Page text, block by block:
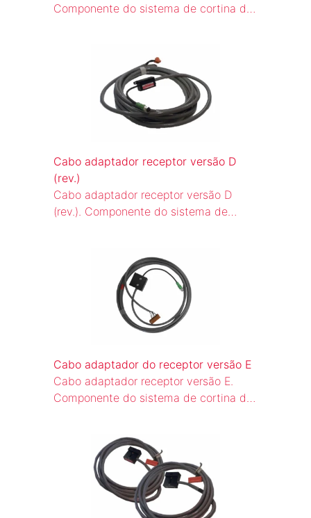
Componente do sistema de cortina de
e esteiras rolantes.
Cabo adaptador receptor versão D
(rev.)
Cabo adaptador receptor versão D
(rev.). Componente do sistema de
e esteiras rolantes.
Cabo adaptador do receptor versão E
Cabo adaptador receptor versão E.
Componente do sistema de cortina de
e esteiras rolantes.